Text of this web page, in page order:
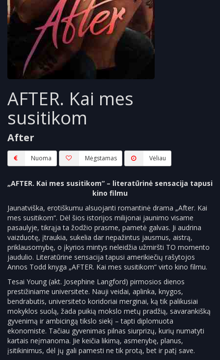
AFTER. Kai mes
susitikom
After
Nuoma Mėgstamas Vėliau
„AFTER. Kai mes susitikom“ – literatūrinė sensacija tapusi
kino filmu
Jaunatviška, erotiškumu alsuojanti romantinė drama „After. Kai
mes susitikom“. Dėl šios istorijos milijonai jaunimo visame
pasaulyje, tikrąja ta žodžio prasme, pametė galvas. Ji audrina
vaizduotę, įtraukia, sukelia dar nepažintus jausmus, aistrą,
priklausomybę, o įkyrios mintys neleidžia užmiršti TO momento
jaudulio. Literatūrine sensacija tapusi amerikiečių rašytojos
Annos Todd knyga „AFTER. Kai mes susitikom“ virto kino filmu.
Tesai Young (akt. Josephine Langford) pirmosios dienos
prestižiniame universitete. Nauji veidai, aplinka, knygos,
bendrabutis, universiteto koridoriai merginai, ką tik palikusiai
mokyklos suolą, žada puikią mokslo metų pradžią, savarankišką
gyvenimą ir ambicingą tikslo siekį – tapti diplomuota
ekonomiste. Tačiau gyvenimas pilnas siurprizų, kurių numatyti
kartais neįmanoma. Jie keičia likimą, asmenybę, planus,
įsitikinimus, dėl jų gali pamesti ne tik protą, bet ir patį save.